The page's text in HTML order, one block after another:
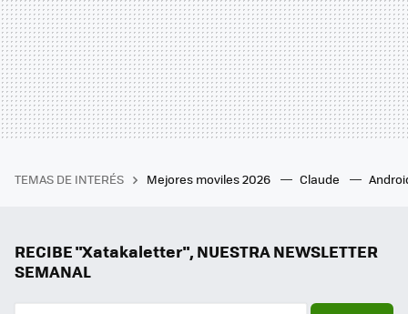
TEMAS DE INTERÉS Mejores moviles 2026 Claude
RECIBE "Xatakaletter", NUESTRA NEWSLETTER
SEMANAL